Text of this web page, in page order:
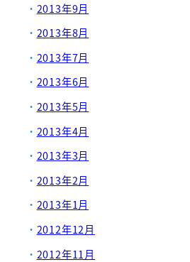
2013年9月
2013年8月
2013年7月
2013年6月
2013年5月
2013年4月
2013年3月
2013年2月
2013年1月
2012年12月
2012年11月